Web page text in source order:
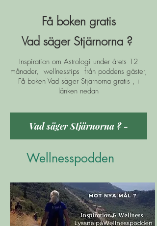
Få boken gratis
Vad säger Stjärnorna ?
Inspiration om Astrologi under årets 12
månader, wellnesstips från poddens gäster,
Få boken Vad säger Stjärnorna gratis , i
länken nedan
Vad säger Stjärnorna ? -
Wellnesspodden